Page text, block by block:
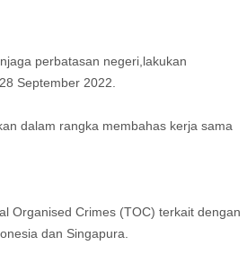
perbatasan negeri,lakukan
September 2022.
dalam rangka membahas kerja sama
Organised Crimes (TOC) terkait dengan
dan Singapura.